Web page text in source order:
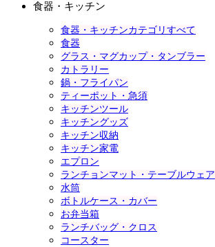
食器・キッチン
食器・キッチンカテゴリすべて
食器
グラス・マグカップ・タンブラー
カトラリー
鍋・フライパン
ティーポット・急須
キッチンツール
キッチングッズ
キッチン収納
キッチン家電
エプロン
ランチョンマット・テーブルウェア
水筒
ボトルケース・カバー
お弁当箱
ランチバッグ・クロス
コースター